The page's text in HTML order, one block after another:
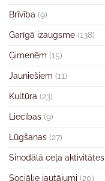
Brīvība (9)
Garīgā izaugsme (138)
Ģimenēm (15)
Jauniešiem (11)
Kultūra (23)
Liecības (9)
Lūgšanas (27)
Sinodālā ceļa aktivitātes
Sociālie jautājumi (20)